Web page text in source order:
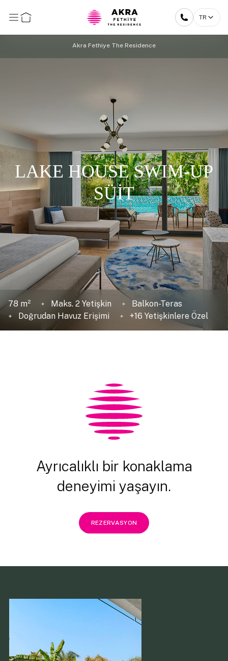
TR
Akra Fethiye The Residence
LAKE HOUSE SWIM-UP
SÜİT
78 m² Maks. 2 Yetişkin
Balkon-Teras
Doğrudan Havuz Erişimi
+16 Yetişkinlere Özel
Ayrıcalıklı bir konaklama
deneyimi yaşayın.
REZERVASYON